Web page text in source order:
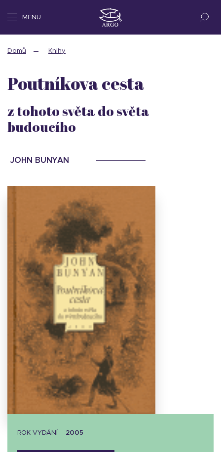
MENU
Domů Knihy
Poutníkova cesta
z tohoto světa do světa
budoucího
JOHN BUNYAN
ROK VYDÁNÍ – 2005